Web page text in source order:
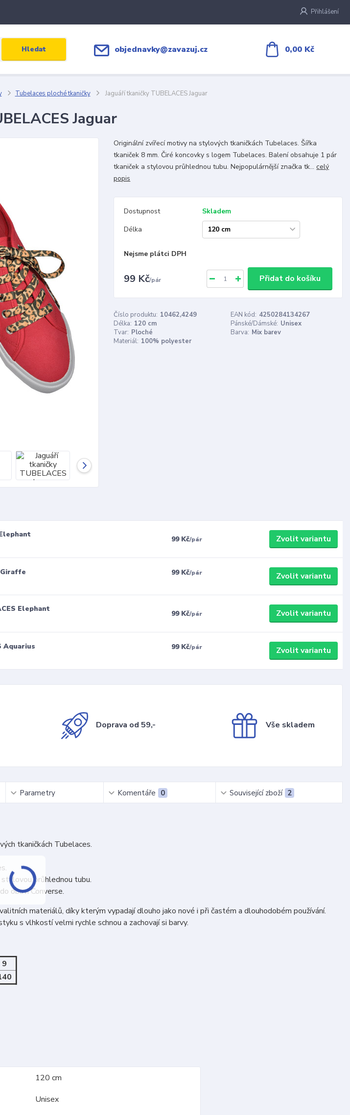
Přihlášení
Hledat objednavky@zavazuj.cz 0,00 Kč
Tubelaces ploché tkaničky Jaguáří tkaničky TUBELACES Jaguar
Jaguar
Originální zvířecí motivy na stylových tkaničkách Tubelaces. Šířka
tkaniček 8 mm. Čiré koncovky s logem Tubelaces. Balení obsahuje 1 pár
tkaniček a stylovou průhlednou tubu. Nejpopulárnější značka tk...celý
popis
Dostupnost
Skladem
Délka
Nejsme plátci DPH
99 Kč/pár Přidat do košíku
Číslo produktu: 10462,4249 EAN kód: 4250284134267
Délka: 120 cm Pánské/Dámské: Unisex
Tvar: Ploché Barva: Mix barev
Materiál: 100% polyester
99 Kč/pár Zvolit variantu
99 Kč/pár Zvolit variantu
Elephant
99 Kč/pár Zvolit variantu
Aquarius 99 Kč/pár Zvolit variantu
Doprava od 59,- Vše skladem
Parametry Komentáře 0 Související zboží 2
tkaničkách Tubelaces.
průhlednou tubu.
obuvi Converse.
materiálů, díky kterým vypadají dlouho jako nové i při častém a dlouhodobém používání.
s vlhkostí velmi rychle schnou a zachovají si barvy.
9
120 cm
Unisex